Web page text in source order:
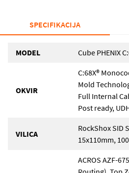
SPECIFIKACIJA
MODEL Cube PHENIX
OKVIR
C:68X®
Mold
Full Internal
Post ready,
VILICA
RockShox SID
15x110mm,
ACROS AZF-